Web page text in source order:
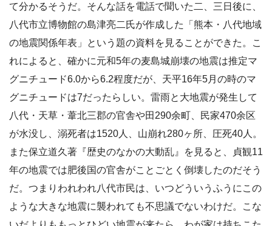
て分かるそうだ。そんな話を電話で聞いた二、三日後に、
八代市立博物館の島津亮二氏が作成した「熊本・八代地域
の地震関係年表」という題の資料を見ることができた。こ
れによると、確かに元和5年の麦島城崩壊の地震は推定マ
グニチュード6.0から6.2程度だが、天平16年5月の時のマ
グニチュードは7だったらしい。雷雨と大地震が発生して
八代・天草・葦北三郡の官舎や田290余町、民家470余区
が水没し、溺死者は1520人、山崩れ280ヶ所、圧死40人。
また保立道久著『歴史のなかの大動乱』を見ると、貞観11
年の地震では肥後国の官舎がことごとく倒壊したのだそう
だ。つまりわれわれ八代市民は、いつどういうふうにこの
ような大きな地震に襲われても不思議でないわけだ。こな